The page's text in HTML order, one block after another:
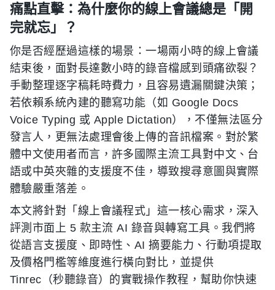
痛點直擊：為什麼你的線上會議總是「開
完就忘」？
你是否經歷過這樣的場景：一場兩小時的線上會議
結束後，面對長達數小時的錄音檔感到頭痛欲裂？
手動整理逐字稿耗時費力，且容易遺漏關鍵決策；
若依賴系統內建的聽寫功能（如 Google Docs
Voice Typing 或 Apple Dictation），不僅無法區分
發言人，更無法處理會後上傳的音訊檔案。對於繁
體中文使用者而言，許多國際主流工具對中文、台
語或中英夾雜的支援度不佳，導致搜尋意圖與實際
體驗嚴重落差。
本文將針對「線上會議程式」這一核心需求，深入
評測市面上 5 款主流 AI 錄音與轉寫工具。我們將
從語言支援度、即時性、AI 摘要能力、行動項提取
及價格門檻等維度進行橫向對比，並提供
Tinrec（秒聽錄音）的實戰操作教程，幫助你快速